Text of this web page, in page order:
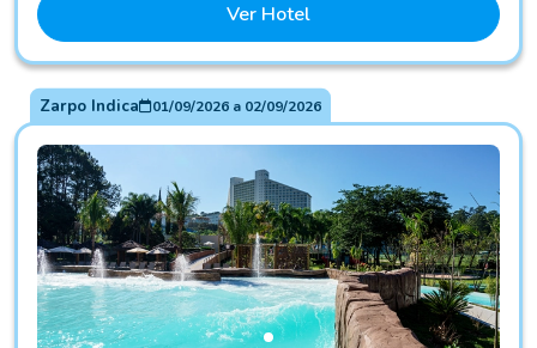
Ver Hotel
Zarpo Indica 01/09/2026a 02/09/2026